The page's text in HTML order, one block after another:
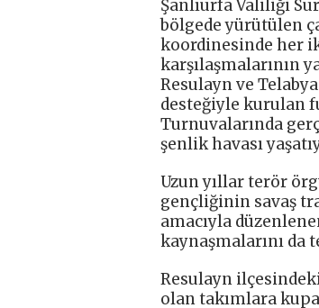
Şanlıurfa Valiliği
bölgede yürütülen
koordinesinde her
karşılaşmalarının
Resulayn ve
desteğiyle kurulan
Turnuvalarında
şenlik havası
Uzun yıllar terör
gençliğinin savaş
amacıyla
kaynaşmalarını da
Resulayn
olan takımlara